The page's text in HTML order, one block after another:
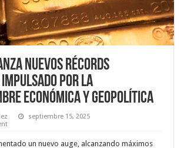
Nuevos Récords
por la
Económica y Geopolítica
septiembre 15, 2025
un nuevo auge, alcanzando máximos